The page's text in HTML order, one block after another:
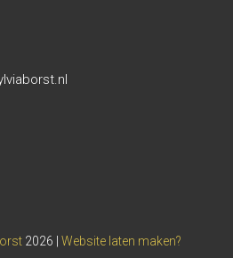
2026 |Website laten maken?